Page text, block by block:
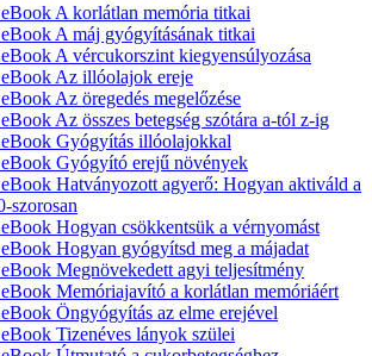
A korlátlan memória titkai
A máj gyógyításának titkai
A vércukorszint kiegyensúlyozása
Az illóolajok ereje
Az öregedés megelőzése
Az összes betegség szótára a-tól z-ig
Gyógyítás illóolajokkal
Gyógyító erejű növények
Hatványozott agyerő: Hogyan aktiváld a
szorosan
Hogyan csökkentsük a vérnyomást
Hogyan gyógyítsd meg a májadat
Megnövekedett agyi teljesítmény
Memóriajavító a korlátlan memóriáért
Öngyógyítás az elme erejével
Tizenéves lányok szülei